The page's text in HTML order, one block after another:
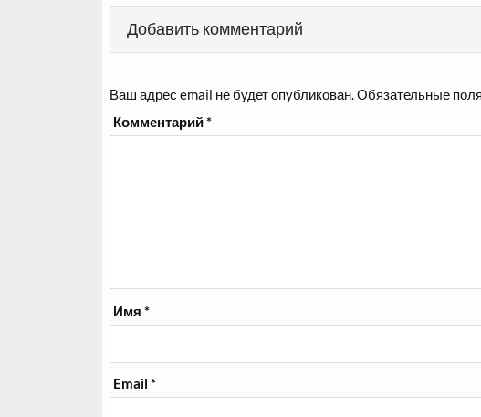
Добавить комментарий
Ваш адрес email не будет опубликован. Обязательные
Комментарий*
Имя*
Email*